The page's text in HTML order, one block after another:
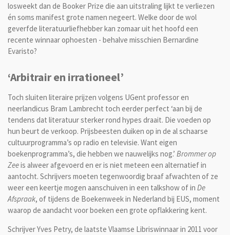
losweekt dan de Booker Prize die aan uitstraling lijkt te verliezen
én soms manifest grote namen negeert. Welke door de wol
geverfde literatuurliefhebber kan zomaar uit het hoofd een
recente winnaar ophoesten - behalve misschien Bernardine
Evaristo?
‘Arbitrair en irrationeel’
Toch sluiten literaire prijzen volgens UGent professor en
neerlandicus Bram Lambrecht toch eerder perfect ‘aan bij de
tendens dat literatuur sterker rond hypes draait. Die voeden op
hun beurt de verkoop. Prijsbeesten duiken op in de al schaarse
cultuurprogramma’s op radio en televisie. Want eigen
boekenprogramma’s, die hebben we nauwelijks nog.’ Brommer op
Zeeis alweer afgevoerd en er is niet meteen een alternatief in
aantocht. Schrijvers moeten tegenwoordig braaf afwachten of ze
weer een keertje mogen aanschuiven in een talkshow of in De
Afspraak, of tijdens de Boekenweek in Nederland bij EUS, moment
waarop de aandacht voor boeken een grote opflakkering kent.
Schrijver Yves Petry, de laatste Vlaamse Libriswinnaar in 2011 voor